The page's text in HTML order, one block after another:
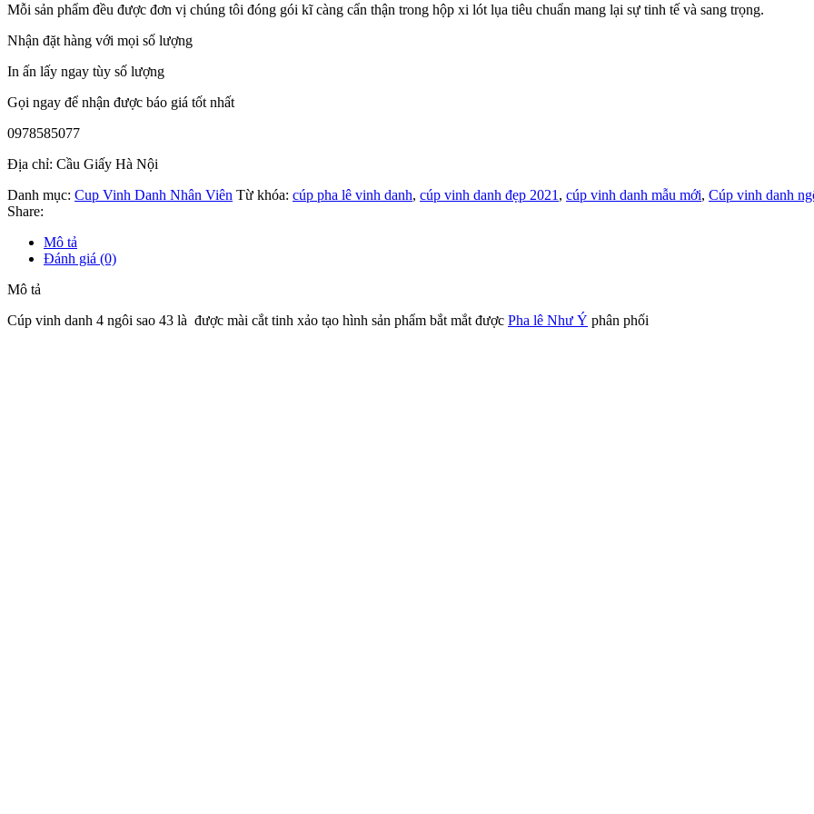
Mỗi sản phẩm đều được đơn vị chúng tôi đóng gói kĩ càng cẩn thận trong hộp xi lót lụa tiêu chuẩn mang lại sự tinh tế và sang trọng.
Nhận đặt hàng với mọi số lượng
In ấn lấy ngay tùy số lượng
Gọi ngay để nhận được báo giá tốt nhất
0978585077
Địa chỉ: Cầu Giấy Hà Nội
Danh mục: Cup Vinh Danh Nhân Viên Từ khóa: cúp pha lê vinh danh, cúp vinh danh đẹp 2021 , cúp vinh danh mẫu mới, Cúp vinh danh
Share:
Mô tả
Đánh giá (0)
Mô tả
Cúp vinh danh 4 ngôi sao 43 là được mài cắt tinh xảo tạo hình sản phẩm bắt mắt được Pha lê Như Ý phân phối